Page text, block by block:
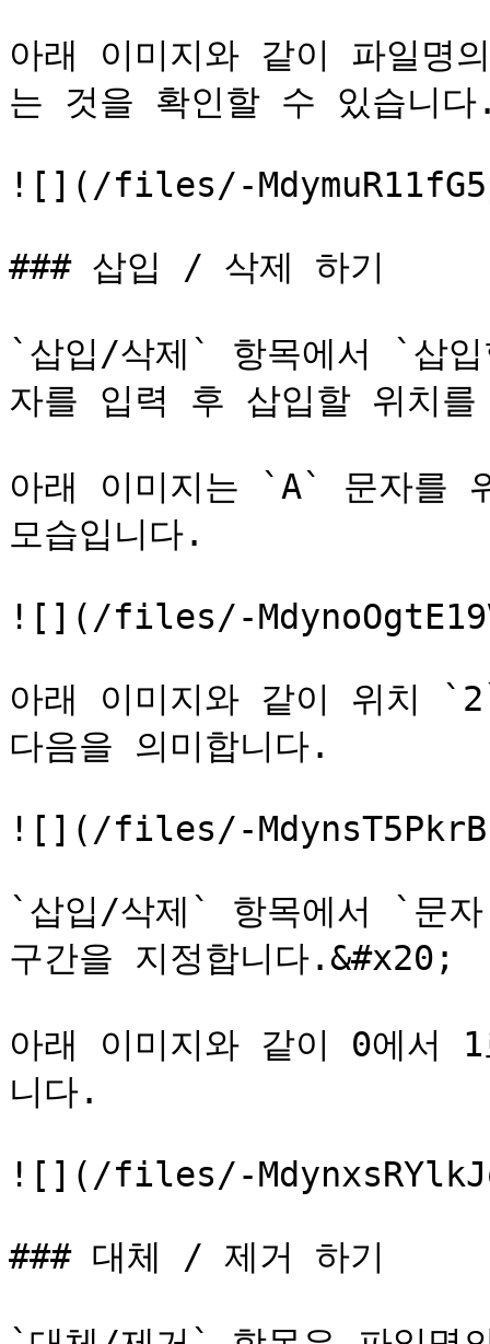
아래 이미지와 같이 파일명
는 것을 확인할 수 있습니
![](/files/-
### 삽입 / 삭제 하기
`삽입/삭제` 항목에서 `삽
자를 입력 후 삽입할 위치
아래 이미지는 `A` 문자를
모습입니다.
![](/files/-
아래 이미지와 같이 위치
다음을 의미합니다.
![](/files/-
`삽입/삭제` 항목에서 `문
구간을 지정합니다.&#x20;
아래 이미지와 같이 0에서
니다.
![](/files/-
### 대체 / 제거 하기